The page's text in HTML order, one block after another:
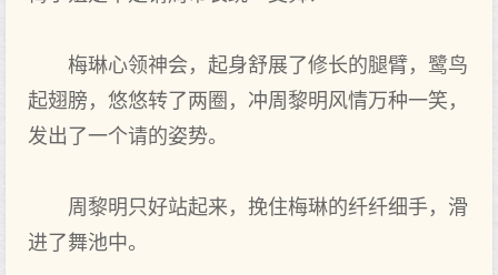
梅琳心领神会，起身舒展了修长的腿臂，鹭鸟
起翅膀，悠悠转了两圈，冲周黎明风情万种一笑，
发出了一个请的姿势。
周黎明只好站起来，挽住梅琳的纤纤细手，滑
进了舞池中。